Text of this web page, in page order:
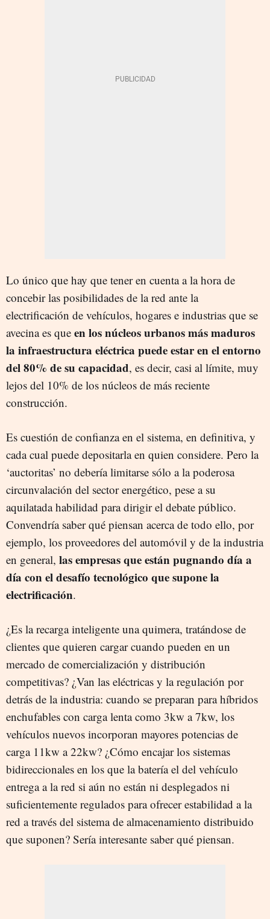
Lo único que hay que tener en cuenta a la hora de
concebir las posibilidades de la red ante la
electrificación de vehículos, hogares e industrias que se
avecina es que en los núcleos urbanos más maduros
la infraestructura eléctrica puede estar en el entorno
del 80% de su capacidad, es decir, casi al límite, muy
lejos del 10% de los núcleos de más reciente
construcción.
Es cuestión de confianza en el sistema, en definitiva, y
cada cual puede depositarla en quien considere. Pero la
‘auctoritas’ no debería limitarse sólo a la poderosa
circunvalación del sector energético, pese a su
aquilatada habilidad para dirigir el debate público.
Convendría saber qué piensan acerca de todo ello, por
ejemplo, los proveedores del automóvil y de la industria
en general, las empresas que están pugnando día a
día con el desafío tecnológico que supone la
electrificación.
¿Es la recarga inteligente una quimera, tratándose de
clientes que quieren cargar cuando pueden en un
mercado de comercialización y distribución
competitivas? ¿Van las eléctricas y la regulación por
detrás de la industria: cuando se preparan para híbridos
enchufables con carga lenta como 3kw a 7kw, los
vehículos nuevos incorporan mayores potencias de
carga 11kw a 22kw? ¿Cómo encajar los sistemas
bidireccionales en los que la batería el del vehículo
entrega a la red si aún no están ni desplegados ni
suficientemente regulados para ofrecer estabilidad a la
red a través del sistema de almacenamiento distribuido
que suponen? Sería interesante saber qué piensan.